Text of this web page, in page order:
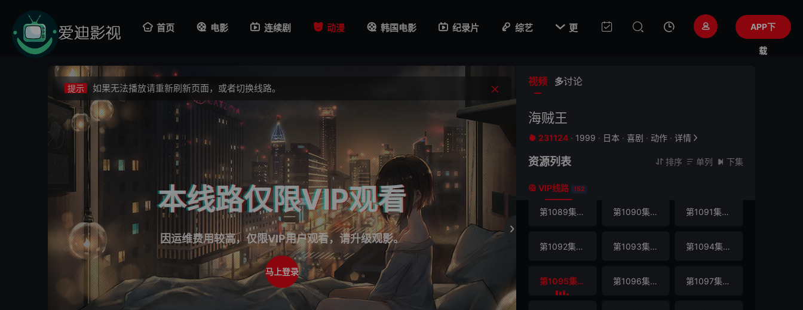
首页 电影 连续剧 动漫 韩国电影 纪录片 综艺  更
多
APP下
载

提示 不要轻易相信视频中的广告，谨防上当受骗!
提示 如果无法播放请重新刷新页面，或者切换线路。
提示 视频载入速度跟网速有关，请耐心等待几秒钟。
提示 不要轻易相信视频中的广告，谨防上当受骗!
本线路仅限VIP观看
因运维费用较高，仅限VIP用户观看，请升级观影。
马上登录
视频 讨论
海贼王
 231124 · 1999 · 日本 · 喜剧 · 动作 · 详情 
资源列表  排序  单列  下集
 VIP线路 152
第1083集VIP 第1084集VIP
第1089集VIP 第1090集VIP 第1091集VIP
第1092集VIP 第1093集VIP 第1094集VIP
第1095集 第1096集VIP 第1097集VIP